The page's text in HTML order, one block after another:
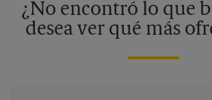
¿No encontró lo que
desea ver qué más